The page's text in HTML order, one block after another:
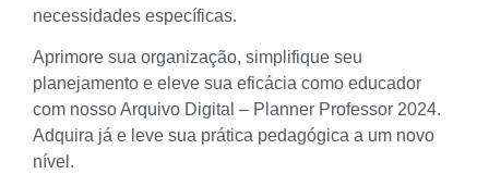
necessidades específicas.
Aprimore sua organização, simplifique seu
planejamento e eleve sua eficácia como educador
com nosso Arquivo Digital – Planner Professor 2024.
Adquira já e leve sua prática pedagógica a um novo
nível.